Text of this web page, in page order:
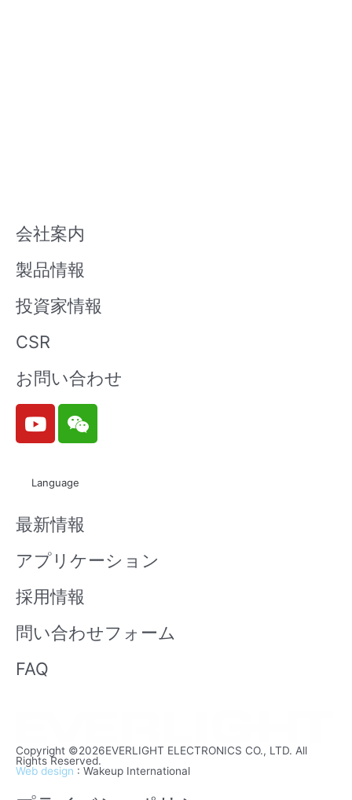
会社案内
製品情報
投資家情報
CSR
お問い合わせ
Y
o
u
b
e
W
e
i
n
Language
最新情報
アプリケーション
採用情報
問い合わせフォーム
FAQ
Copyright ©2026EVERLIGHT ELECTRONICS CO., LTD. All
Rights Reserved.
Web design : Wakeup International